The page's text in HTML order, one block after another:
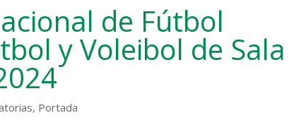
de Fútbol
y Voleibol de Sala
, Portada